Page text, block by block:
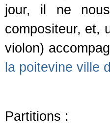
jour, il ne
compositeur, et,
violon)
la poitevine ville
Partitions :